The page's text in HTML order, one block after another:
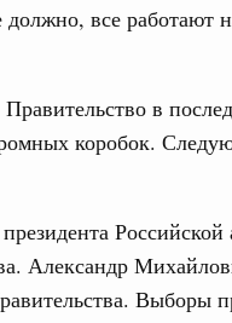
все работают
в
коробок.
Александр
Выборы
и электроэнергетики